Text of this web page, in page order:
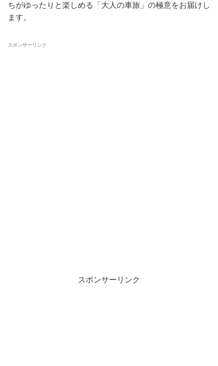
ちがゆったりと楽しめる「大人の車旅」の極意をお届けし
ます。
スポンサーリンク
スポンサーリンク